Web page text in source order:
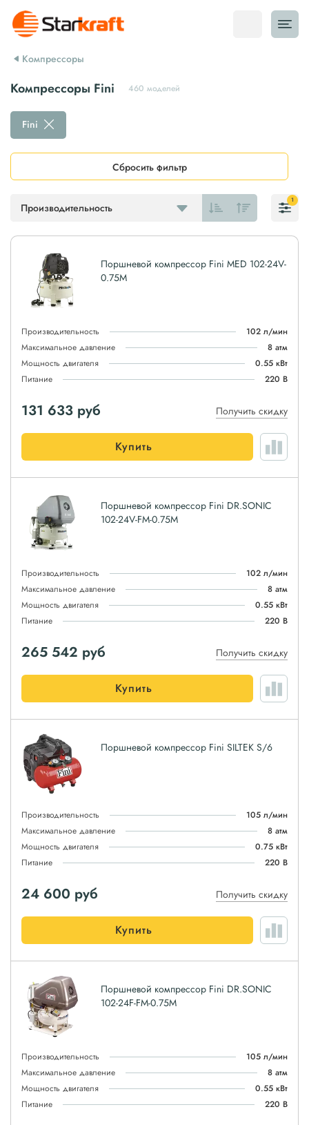
Компрессоры
Компрессоры Fini 460 моделей
Производительность
Fini
Сбросить фильтр
1
Поршневой компрессор Fini MED 102-24V-
0.75M
Производительность
102 л/мин
Максимальное давление
8 атм
Мощность двигателя
0.55 кВт
Питание
220 В
131 633 руб Получить скидку
Купить
Поршневой компрессор Fini DR.SONIC
102-24V-FM-0.75M
Производительность
102 л/мин
Максимальное давление
8 атм
Мощность двигателя
0.55 кВт
Питание
220 В
265 542 руб Получить скидку
Купить
Поршневой компрессор Fini SILTEK S/6
Производительность
105 л/мин
Максимальное давление
8 атм
Мощность двигателя
0.75 кВт
Питание
220 В
24 600 руб Получить скидку
Купить
Поршневой компрессор Fini DR.SONIC
102-24F-FM-0.75M
Производительность
105 л/мин
Максимальное давление
8 атм
Мощность двигателя
0.55 кВт
Питание
220 В